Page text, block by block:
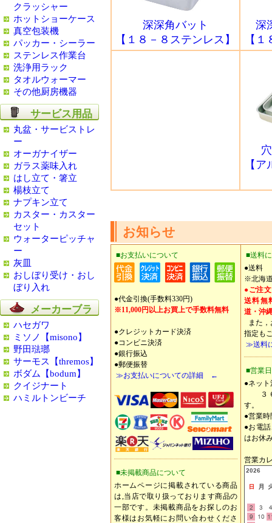
深深角バット
【１８－８ステンレス】
深
【
【
お知らせ
■お支払いについて
●代金引換(手数料330円)
※11,000円以上お買上で手数料無料
●クレジットカード決済
●コンビニ決済
●銀行振込
●郵便振替
≫お支払いについての詳細 ←
■未掲載商品について
ホームページに掲載されている商品
は,当店で取り扱っております商品の
一部です。未掲載商品をお探しのお
客様はお気軽にお問い合わせくださ
■送料
●送料
※北海
●ご注
送料無
道・沖
また
指定も
≫送料
■営業
●ネッ
３６
す。
●営業
●お電
はお休
営業カ
クラッシャー
ホットショーケース
真空包装機
パッカー・シーラー
ステンレス作業台
洗浄用ラック
タオルウォーマー
その他厨房機器
サービス用品
丸盆・サービストレ
ー
オーガナイザー
ガラス薬味入れ
はし立て・箸立
楊枝立て
ナプキン立て
カスター・カスター
セット
ウォーターピッチャ
ー
灰皿
おしぼり受け・おし
ぼり入れ
メーカーブラ
ンド
ハセガワ
ミソノ【misono】
野田琺瑯
サーモス【thremos】
ボダム【bodum】
クイジナート
ハミルトンビーチ